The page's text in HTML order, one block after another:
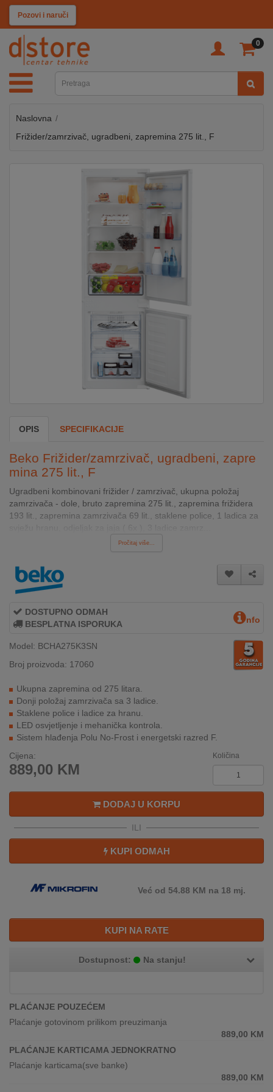
Pozovi i naruči
0
KATEGORIJE
TV
SAT
MOBILNI
UREĐAJI
SECURITY
PC
&
GAME
NALOG
BRENDOVI
NOVO
U
PONUDI
KUPOVINA
I
NAMA
KATALOZI
KAKO
INOSTRANSTVA
ENERGETSKE
Naslovna
Frižider/zamrzivač, ugradbeni, zapremina 275 lit., F
OPIS SPECIFIKACIJE
Beko Frižider/zamrzivač, ugradbeni, zapre
mina 275 lit., F
Ugradbeni kombinovani frižider / zamrzivač, ukupna položaj
zamrzivača - dole, bruto zapremina 275 lit., zapremina frižidera
193 lit., zapremina zamrzivača 69 lit., staklene police, 1 ladica za
Pročitaj više...
DOSTUPNO ODMAH
BESPLATNA ISPORUKA
nfo
Model: BCHA275K3SN
Broj proizvoda: 17060
Ukupna zapremina od 275 litara.
Donji položaj zamrzivača sa 3 ladice.
Staklene police i ladice za hranu.
LED osvjetljenje i mehanička kontrola.
Sistem hlađenja Polu No-Frost i energetski razred F.
Cijena:
889,00 KM
Količina
DODAJ U KORPU
ILI
KUPI ODMAH
Već od 54.88 KM na 18 mj.
KUPI NA RATE
Dostupnost: Na stanju!
PLAĆANJE POUZEĆEM
Plaćanje gotovinom prilikom preuzimanja
889,00 KM
PLAĆANJE KARTICAMA JEDNOKRATNO
Plaćanje karticama(sve banke)
889,00 KM